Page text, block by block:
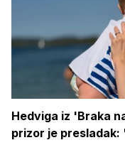
Hedviga iz 'Braka
prizor je